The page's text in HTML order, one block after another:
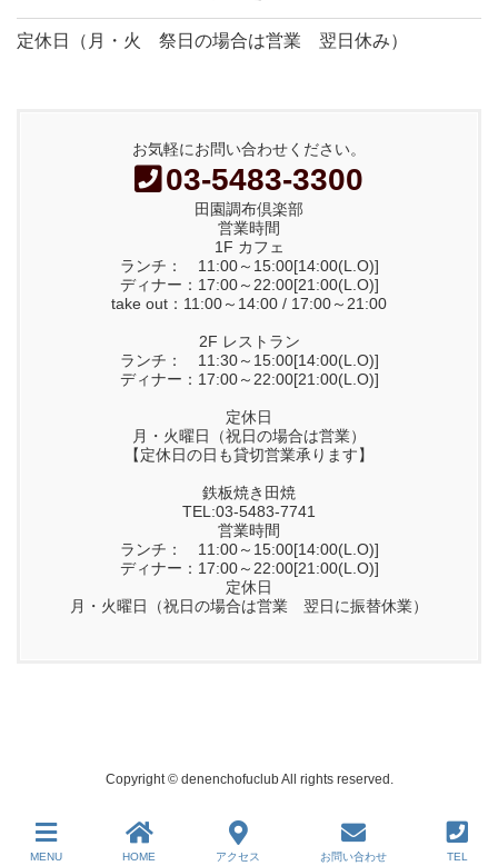
定休日（月・火 祭日の場合は営業 翌日休み）
お気軽にお問い合わせください。
03-5483-3300
田園調布倶楽部
営業時間
1F カフェ
ランチ： 11:00～15:00[14:00(L.O)]
ディナー：17:00～22:00[21:00(L.O)]
take out：11:00～14:00 / 17:00～21:00
2F レストラン
ランチ： 11:30～15:00[14:00(L.O)]
ディナー：17:00～22:00[21:00(L.O)]
定休日
月・火曜日（祝日の場合は営業）
【定休日の日も貸切営業承ります】
鉄板焼き田焼
TEL:03-5483-7741
営業時間
ランチ： 11:00～15:00[14:00(L.O)]
ディナー：17:00～22:00[21:00(L.O)]
定休日
月・火曜日（祝日の場合は営業 翌日に振替休業）
Copyright © denenchofuclub All rights reserved.
MENU HOME アクセス お問い合わせ TEL